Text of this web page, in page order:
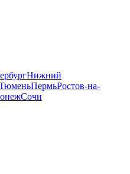
Нижний
ПермьРостов-на-
Сочи